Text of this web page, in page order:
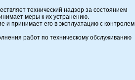
технический надзор за состоянием
меры к их устранению.
и принимает его в эксплуатацию с контролем
работ по техническому обслуживанию